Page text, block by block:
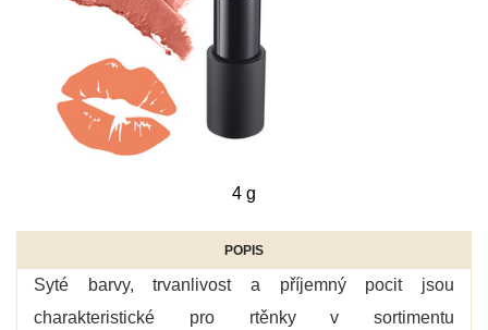
4 g
POPIS
Syté barvy, trvanlivost a příjemný pocit jsou
charakteristické pro rtěnky v sortimentu